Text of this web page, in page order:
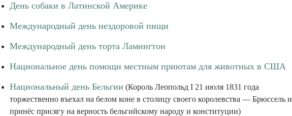
День собаки в Латинской Америке
Международный день нездоровой пищи
Международный день торта Ламингтон
Национальное день помощи местным приютам для животных в США
Национальный день Бельгии (Король Леопольд I 21 июля 1831 года
торжественно въехал на белом коне в столицу своего королевства — Брюссель и
принёс присягу на верность бельгийскому народу и конституции)